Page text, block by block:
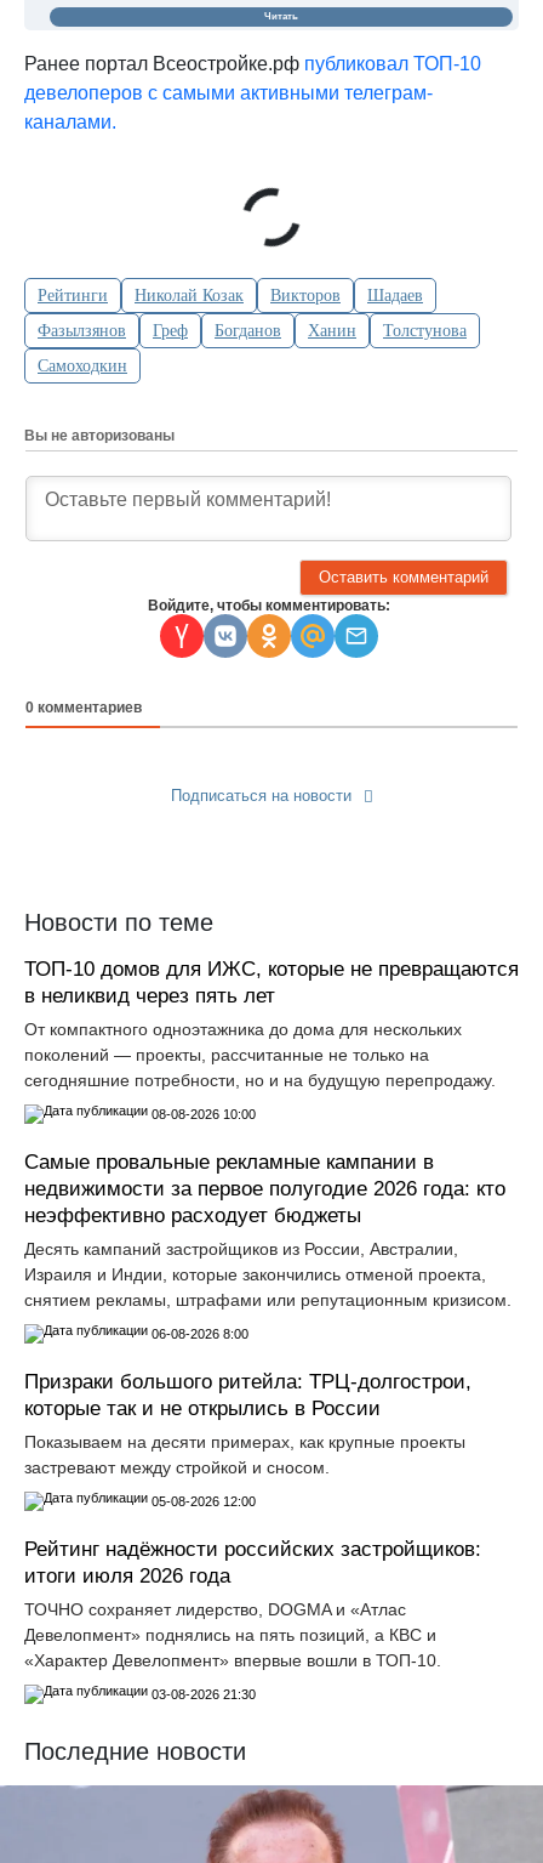
Читать
Ранее портал Всеостройке.рф публиковал ТОП-10
девелоперов с самыми активными телеграм-
каналами.
Рейтинги Николай Козак Викторов
Шадаев
Фазылзянов
Греф Богданов Ханин
Толстунова
Самоходкин
Вы не авторизованы
Войдите, чтобы комментировать:
0 комментариев
Подписаться на новости
Новости по теме
ТОП-10 домов для ИЖС, которые не превращаются
в неликвид через пять лет
От компактного одноэтажника до дома для нескольких
поколений — проекты, рассчитанные не только на
сегодняшние потребности, но и на будущую перепродажу.
08-08-2026 10:00
Самые провальные рекламные кампании в
недвижимости за первое полугодие 2026 года: кто
неэффективно расходует бюджеты
Десять кампаний застройщиков из России, Австралии,
Израиля и Индии, которые закончились отменой проекта,
снятием рекламы, штрафами или репутационным кризисом.
06-08-2026 8:00
Призраки большого ритейла: ТРЦ-долгострои,
которые так и не открылись в России
Показываем на десяти примерах, как крупные проекты
застревают между стройкой и сносом.
05-08-2026 12:00
Рейтинг надёжности российских застройщиков:
итоги июля 2026 года
ТОЧНО сохраняет лидерство, DOGMA и «Атлас
Девелопмент» поднялись на пять позиций, а КВС и
«Характер Девелопмент» впервые вошли в ТОП-10.
03-08-2026 21:30
Последние новости